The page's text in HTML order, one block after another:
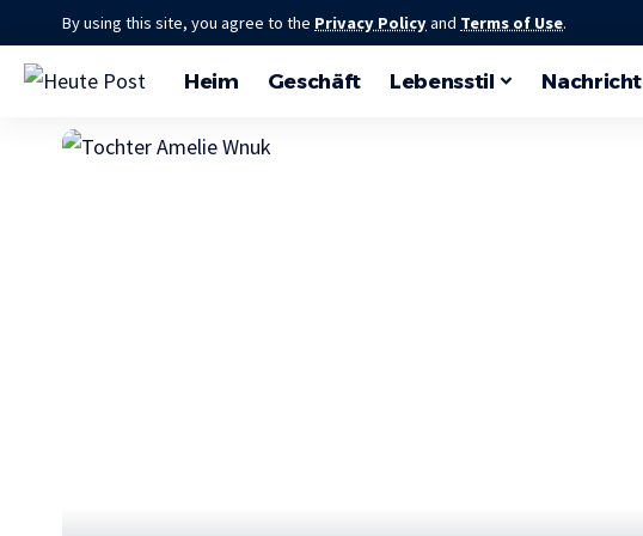
By using this site, you agree to the Privacy Policyand Terms of Use.
Heim Geschäft Lebensstil Nachricht